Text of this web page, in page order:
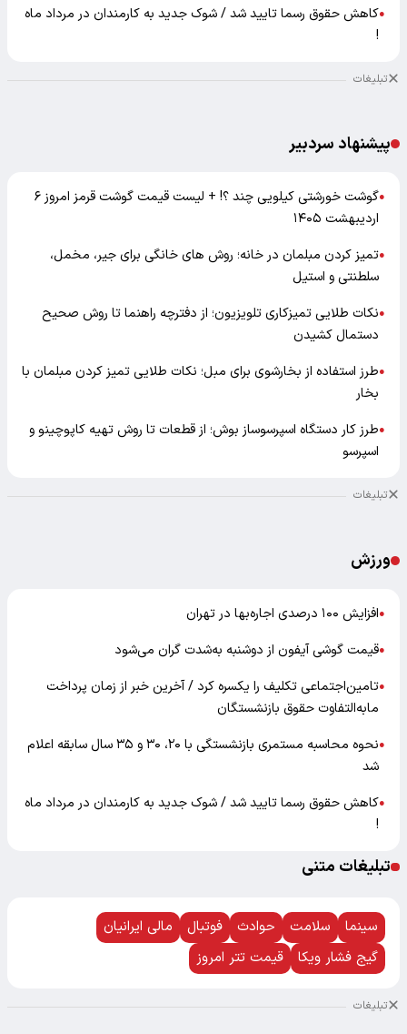
●کاهش حقوق رسما تایید شد / شوک جدید به کارمندان در مرداد ماه
!
تبلیغات
پیشنهاد سردبیر
●
گوشت خورشتی کیلویی چند ؟! + لیست قیمت گوشت قرمز امروز ۶
اردیبهشت ۱۴۰۵
●تمیز کردن مبلمان در خانه؛ روش های خانگی برای جیر، مخمل،
سلطنتی و استیل
●نکات طلایی تمیزکاری تلویزیون؛ از دفترچه راهنما تا روش صحیح
دستمال کشیدن
●طرز استفاده از بخارشوی برای مبل؛ نکات طلایی تمیز کردن مبلمان با
بخار
●طرز کار دستگاه اسپرسوساز بوش؛ از قطعات تا روش تهیه کاپوچینو و
اسپرسو
تبلیغات
ورزش
●افزایش ۱۰۰ درصدی اجاره‌بها در تهران
●قیمت گوشی آیفون از دوشنبه به‌شدت گران‌ می‌شود
●تامین‌اجتماعی تکلیف را یکسره کرد / آخرین خبر از زمان پرداخت
مابه‌التفاوت حقوق بازنشستگان
●
نحوه محاسبه مستمری بازنشستگی با ۲۰، ۳۰ و ۳۵ سال سابقه اعلام
شد
●کاهش حقوق رسما تایید شد / شوک جدید به کارمندان در مرداد ماه
!
تبلیغات متنی
سینما سلامت حوادث فوتبال
مالی ایرانیان
گیج فشار ویکا
قیمت تتر امروز
تبلیغات